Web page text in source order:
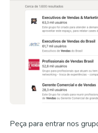
Peça para entrar nos